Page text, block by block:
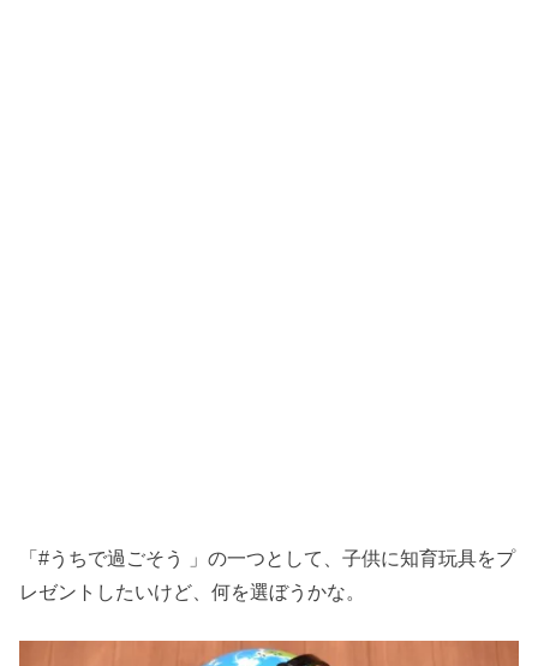
「‪#うちで過ごそう‬ 」の一つとして、子供に知育玩具をプ
レゼントしたいけど、何を選ぼうかな。